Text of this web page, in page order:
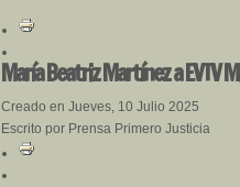
María Beatriz Martínez a EVTV
Creado en Jueves, 10 Julio 2025
Escrito por Prensa Primero Justicia